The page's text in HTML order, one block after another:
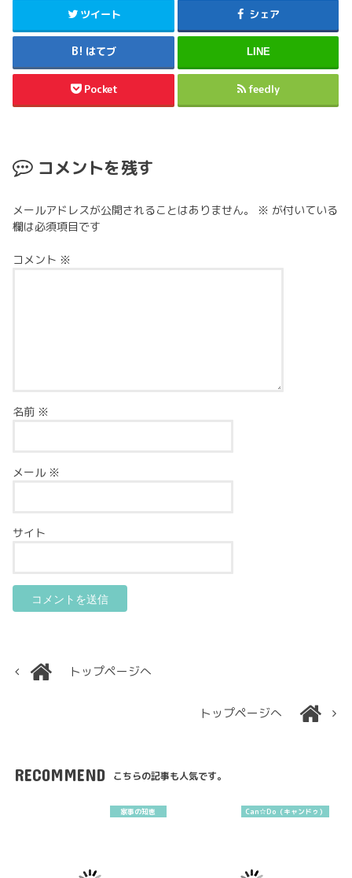
ツイート シェア
はてブ LINE
Pocket feedly
コメントを残す
メールアドレスが公開されることはありません。 ※ が付いている
欄は必須項目です
コメント ※
名前 ※
メール ※
サイト
トップページへ
トップページへ
RECOMMEND こちらの記事も人気です。
家事の知恵 Can☆Do（キャンドゥ）